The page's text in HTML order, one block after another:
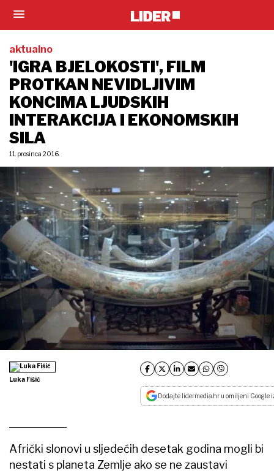
aktualno
'IGRA BJELOKOSTI', FILM
PROTKAN NEVIDLJIVIM
KONCIMA LJUDSKIH
INTERAKCIJA I EKONOMSKIH
SILA
11. prosinca 2016.
Luka Fišić
Dodajte lidermedia.hr u omiljeni Google
Afrički slonovi u sljedećih desetak godina mogli bi
nestati s planeta Zemlje ako se ne zaustavi